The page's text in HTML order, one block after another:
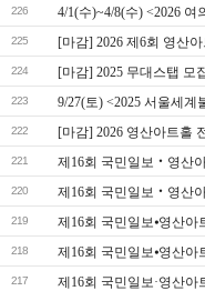
226 4/1(수)~4/8(수) <2026
225 [마감] 2026 제6회 영산
224 [마감] 2025 무대스탭 모
223 9/27(토) <2025 서울세
222 [마감] 2026 영산아트홀
221 제16회 국민일보‧영산
220 제16회 국민일보‧영산
219 제16회 국민일보⦁영산아
218 제16회 국민일보⦁영산아
217 제16회 국민일보·영산